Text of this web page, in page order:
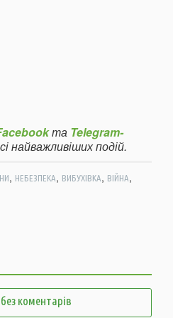
та Telegram-
найважливіших подій.
, НЕБЕЗПЕКА, ВИБУХІВКА, ВІЙНА,
коментарів